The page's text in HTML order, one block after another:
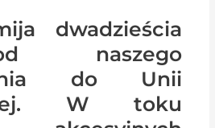
dwadzieścia
naszego
do Unii
W toku